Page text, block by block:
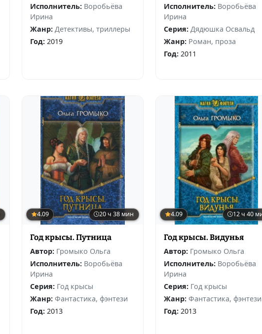
Исполнитель: Воробьёва
Ирина
Жанр: Детективы, триллеры
Год:2019
Исполнитель: Воробьёва
Ирина
Серия: Дядюшка Освальд
Жанр: Роман, проза
Год:2011
4.09 20 ч 38 мин
Год крысы. Путница
Автор: Громыко Ольга
Исполнитель: Воробьёва
Ирина
Серия: Год крысы
Жанр: Фантастика, фэнтези
Год:2013
4.09 12 ч 40
Год крысы. Видунья
Автор: Громыко Ольга
Исполнитель: Воробьёва
Ирина
Серия: Год крысы
Жанр: Фантастика, фэнтези
Год:2013